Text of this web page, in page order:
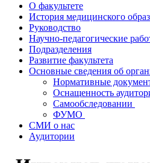
О факультете
История медицинского
Руководство
Научно-педагогические
Подразделения
Развитие факультета
Основные сведения об
Нормативные
Оснащенность
Cамообследовании
ФУМО
СМИ о нас
Аудитории